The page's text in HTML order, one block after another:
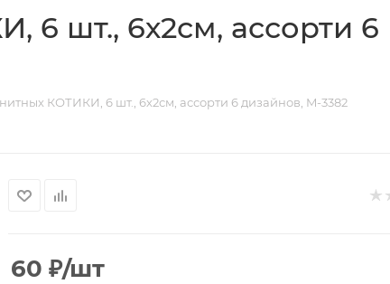
6 шт., 6х2см, ассорти 6
КОТИКИ, 6 шт., 6х2см, ассорти 6 дизайнов, M-3382
60 ₽/шт